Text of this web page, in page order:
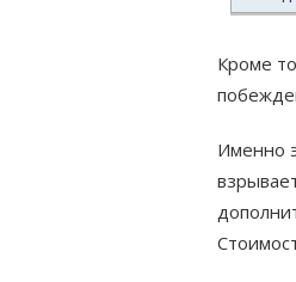
Кроме
Именно